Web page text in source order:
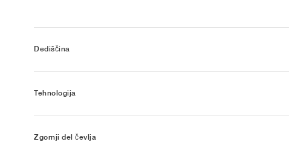
Dediščina
Tehnologija
Zgornji del čevlja